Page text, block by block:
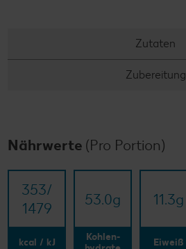
Zutaten
Zubereitung
Nährwerte (Pro Portion)
353/​
1479
kcal / kJ
53.0g
Kohlen-
11.3g
Eiweiß